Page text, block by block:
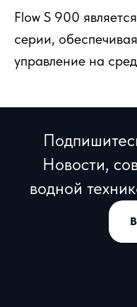
Flow S 900
серии,
управление на
Новости,
водной